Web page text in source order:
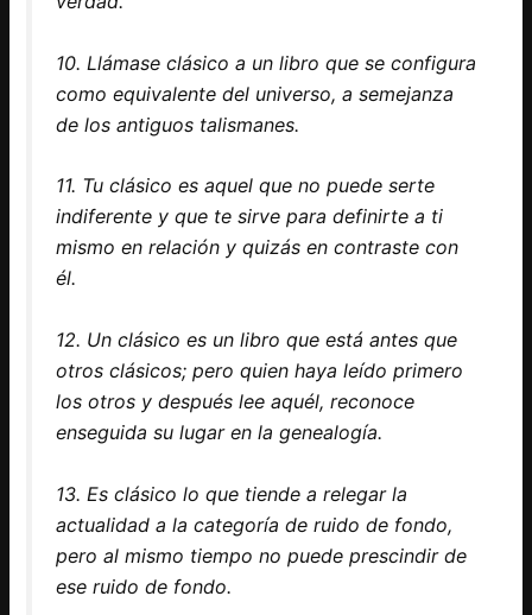
10. Llámase clásico a un libro que se configura
como equivalente del universo, a semejanza
de los antiguos talismanes.
11. Tu clásico es aquel que no puede serte
indiferente y que te sirve para definirte a ti
mismo en relación y quizás en contraste con
él.
12. Un clásico es un libro que está antes que
otros clásicos; pero quien haya leído primero
los otros y después lee aquél, reconoce
enseguida su lugar en la genealogía.
13. Es clásico lo que tiende a relegar la
actualidad a la categoría de ruido de fondo,
pero al mismo tiempo no puede prescindir de
ese ruido de fondo.